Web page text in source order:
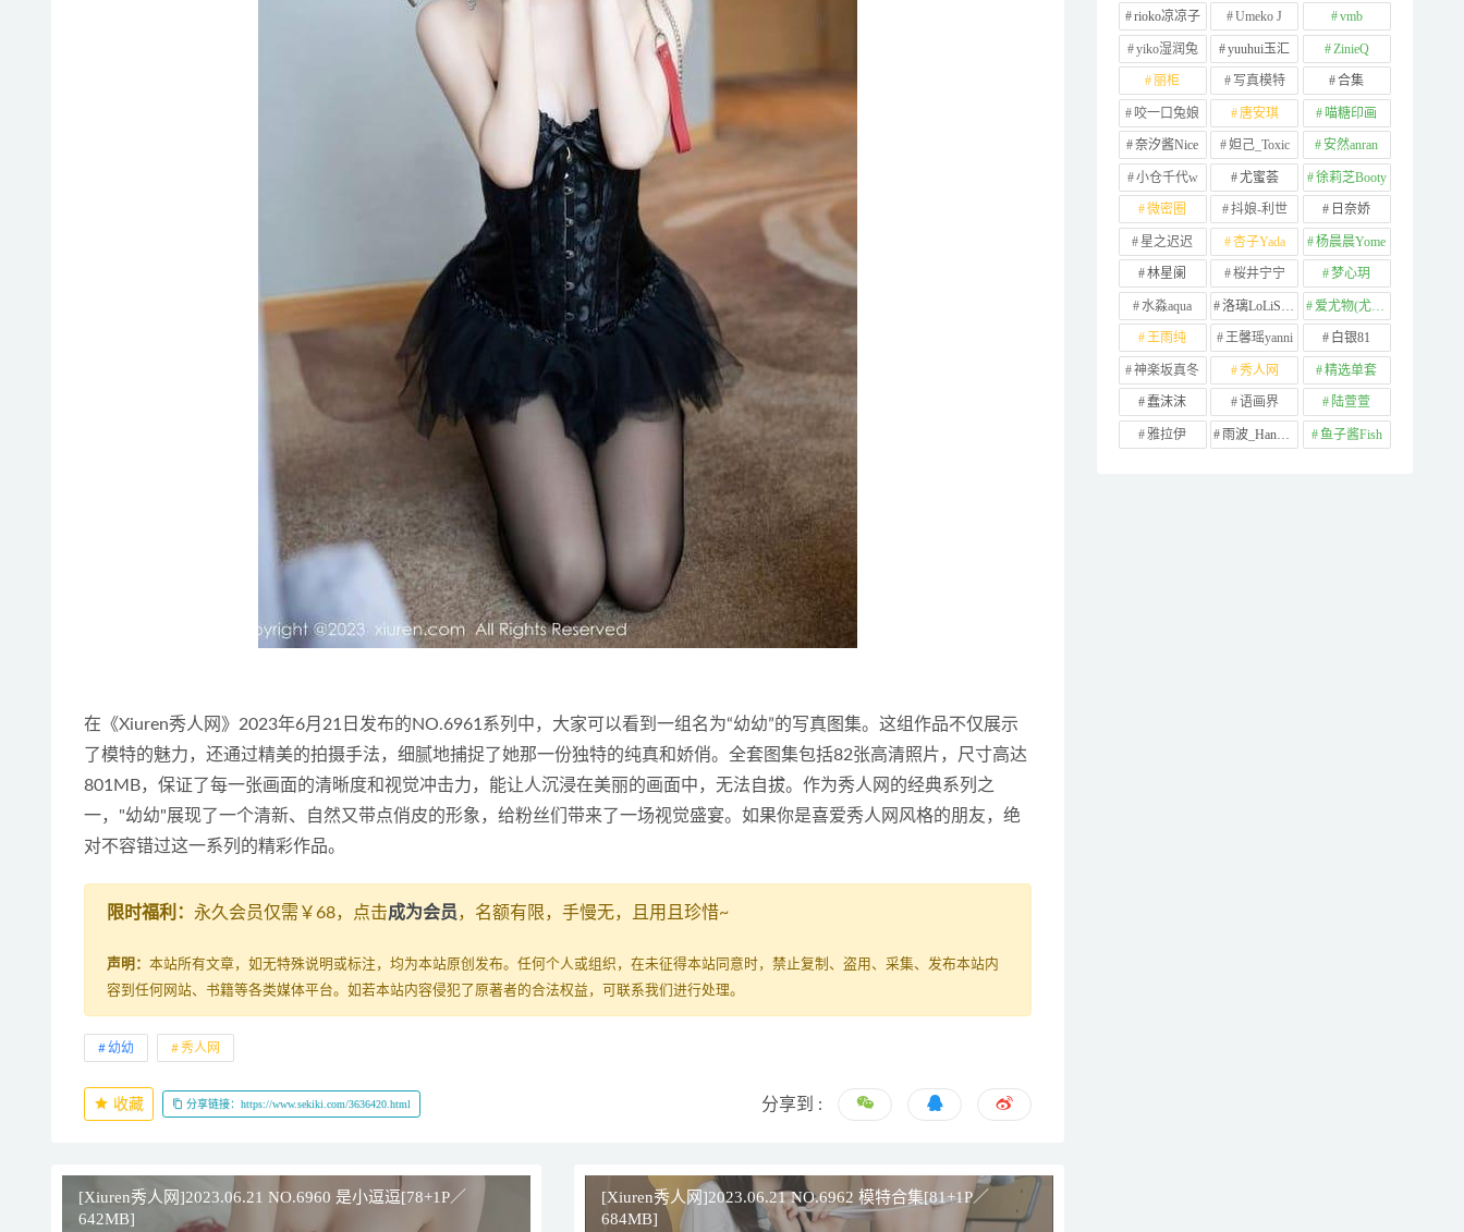
在《Xiuren秀人网》2023年6月21日发布的NO.6961系列中，大家可以看到一组名为“幼幼”的写真图集。这组作品不仅展示
了模特的魅力，还通过精美的拍摄手法，细腻地捕捉了她那一份独特的纯真和娇俏。全套图集包括82张高清照片，尺寸高达
801MB，保证了每一张画面的清晰度和视觉冲击力，能让人沉浸在美丽的画面中，无法自拔。作为秀人网的经典系列之
一，"幼幼"展现了一个清新、自然又带点俏皮的形象，给粉丝们带来了一场视觉盛宴。如果你是喜爱秀人网风格的朋友，绝
对不容错过这一系列的精彩作品。
限时福利： 永久会员仅需￥68，点击成为会员，名额有限，手慢无，且用且珍惜~
声明： 本站所有文章，如无特殊说明或标注，均为本站原创发布。任何个人或组织，在未征得本站同意时，禁止复制、盗用、采集、发布本站内
容到任何网站、书籍等各类媒体平台。如若本站内容侵犯了原著者的合法权益，可联系我们进行处理。
幼幼 秀人网
收藏 分享链接：https://www.sekiki.com/3636420.html 分享到 :
[Xiuren秀人网]2023.06.21 NO.6960 是小逗逗[78+1P／
642MB]
[Xiuren秀人网]2023.06.21 NO.6962 模特合集[81+1P／
684MB]
rioko凉凉子 Umeko J vmb
yiko湿润兔 yuuhui玉汇 ZinieQ
丽柜 写真模特 合集
咬一口兔娘 唐安琪 喵糖印画
奈汐酱Nice 妲己_Toxic 安然anran
小仓千代w 尤蜜荟 徐莉芝Booty
微密圈 抖娘-利世 日奈娇
星之迟迟 杏子Yada 杨晨晨Yome
林星阑 桜井宁宁 梦心玥
水淼aqua 洛璃LoLiSAMA 爱尤物(尤果网)
王雨纯 王馨瑶yanni 白银81
神楽坂真冬 秀人网 精选单套
蠢沫沫 语画界 陆萱萱
雅拉伊 雨波_HaneAme 鱼子酱Fish